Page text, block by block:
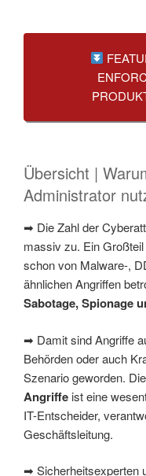
Übersicht |
Administrator
➡ Die Zahl der
massiv zu. Ein
schon von Malware-,
ähnlichen Angriffen
Sabotage, Spionage
➡ Damit sind Angriffe
Behörden oder auch
Szenario geworden. Die
Angriffe ist eine
IT-Entscheider,
Geschäftsleitung.
➡ Sicherheitsexperten